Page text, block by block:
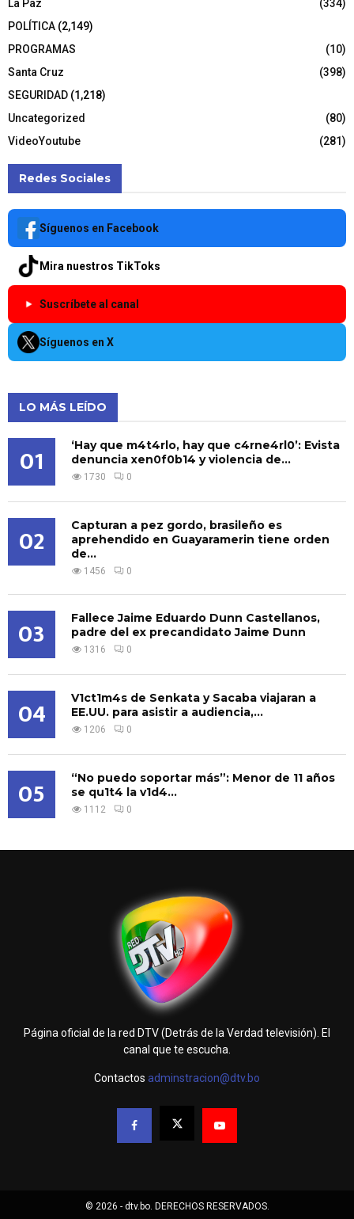
La Paz
(334)
POLÍTICA (2,149)
PROGRAMAS
(10)
Santa Cruz
(398)
SEGURIDAD (1,218)
Uncategorized
(80)
VideoYoutube
(281)
Redes Sociales
Síguenos en Facebook
Mira nuestros TikToks
Suscríbete al canal
Síguenos en X
LO MÁS LEÍDO
01
‘Hay que m4t4rlo, hay que c4rne4rl0’: Evista
denuncia xen0f0b14 y violencia de...
1730 0
02
Capturan a pez gordo, brasileño es
aprehendido en Guayaramerin tiene orden
de...
1456 0
03
Fallece Jaime Eduardo Dunn Castellanos,
padre del ex precandidato Jaime Dunn
1316 0
04
V1ct1m4s de Senkata y Sacaba viajaran a
EE.UU. para asistir a audiencia,...
1206 0
05
“No puedo soportar más”: Menor de 11 años
se qu1t4 la v1d4...
1112 0
Página oficial de la red DTV (Detrás de la Verdad televisión). El
canal que te escucha.
Contactos adminstracion@dtv.bo
© 2026 - dtv.bo. DERECHOS RESERVADOS.